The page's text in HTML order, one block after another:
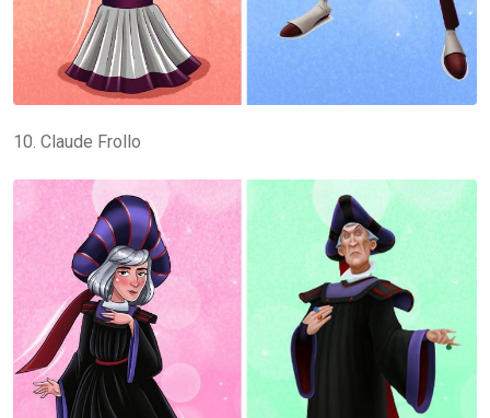
10. Claude Frollo